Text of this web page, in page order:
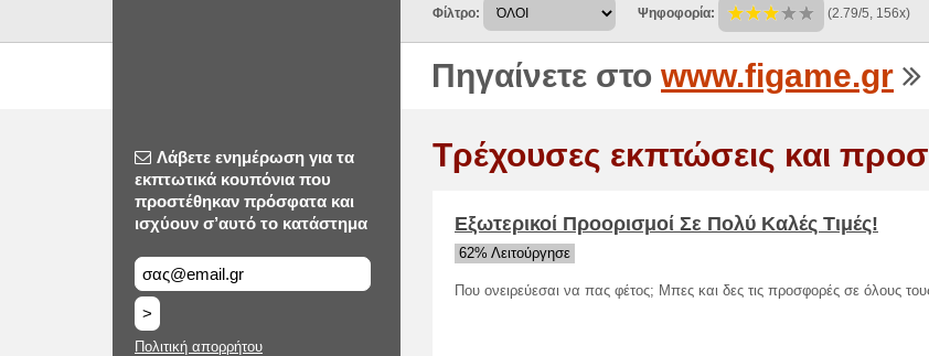
Φίλτρο: Ψηφοφορία: (2.79/5, 156x)
Πηγαίνετε στο www.figame.gr
Λάβετε ενημέρωση για τα
εκπτωτικά κουπόνια που
προστέθηκαν πρόσφατα και
ισχύουν σ’αυτό το κατάστημα
>
Πολιτική απορρήτου
Τρέχουσες εκπτώσεις και
Εξωτερικοί Προορισμοί Σε Πολύ Καλές Τιμές!
62% Λειτούργησε
Που ονειρεύεσαι να πας φέτος; Μπες και δες τις προσφορές σε όλους